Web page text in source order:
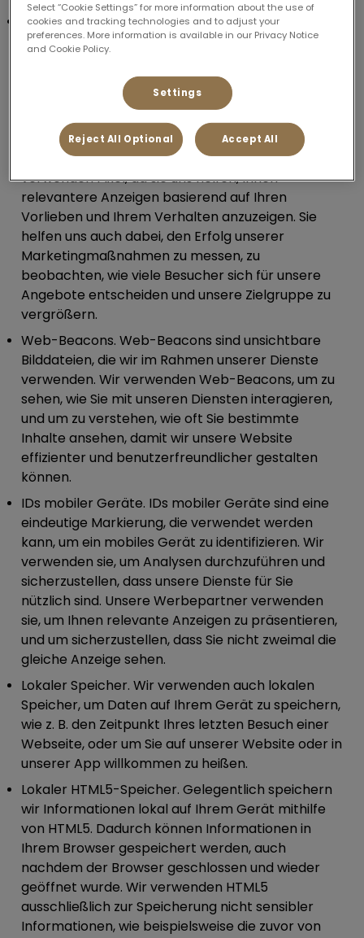
Pixel:Im Gegensatz zu einem Cookie, das auf
Ihrem Gerät gespeichert wird, ist ein Pixel ein
verschiedene Webseiten und andere Seiten
hinweg sammelt, z. B. wie Sie surfen und auf
Code-Ausschnitt kann über eine eindeutige
Kennung mit den Nutzern verknüpft werden. Wir
verwenden Pixel, da sie uns helfen, Ihnen
relevantere Anzeigen basierend auf Ihren
Vorlieben und Ihrem Verhalten anzuzeigen. Sie
helfen uns auch dabei, den Erfolg unserer
Marketingmaßnahmen zu messen, zu
beobachten, wie viele Besucher sich für unsere
Angebote entscheiden und unsere Zielgruppe zu
vergrößern.
Web-Beacons. Web-Beacons sind unsichtbare
Bilddateien, die wir im Rahmen unserer Dienste
verwenden. Wir verwenden Web-Beacons, um zu
sehen, wie Sie mit unseren Diensten interagieren,
und um zu verstehen, wie oft Sie bestimmte
Inhalte ansehen, damit wir unsere Website
effizienter und benutzerfreundlicher gestalten
können.
IDs mobiler Geräte. IDs mobiler Geräte sind eine
eindeutige Markierung, die verwendet werden
kann, um ein mobiles Gerät zu identifizieren. Wir
verwenden sie, um Analysen durchzuführen und
sicherzustellen, dass unsere Dienste für Sie
nützlich sind. Unsere Werbepartner verwenden
sie, um Ihnen relevante Anzeigen zu präsentieren,
und um sicherzustellen, dass Sie nicht zweimal die
gleiche Anzeige sehen.
Lokaler Speicher. Wir verwenden auch lokalen
Speicher, um Daten auf Ihrem Gerät zu speichern,
wie z. B. den Zeitpunkt Ihres letzten Besuch einer
Webseite, oder um Sie auf unserer Website oder in
unserer App willkommen zu heißen.
Lokaler HTML5-Speicher. Gelegentlich speichern
wir Informationen lokal auf Ihrem Gerät mithilfe
von HTML5. Dadurch können Informationen in
Ihrem Browser gespeichert werden, auch
nachdem der Browser geschlossen und wieder
geöffnet wurde. Wir verwenden HTML5
ausschließlich zur Speicherung nicht sensibler
Informationen, wie beispielsweise die zuvor von
Select “Cookie Settings” for more information about the use of
cookies and tracking technologies and to adjust your
preferences. More information is available in our Privacy Notice
and Cookie Policy.
Settings
Reject All Optional Accept All